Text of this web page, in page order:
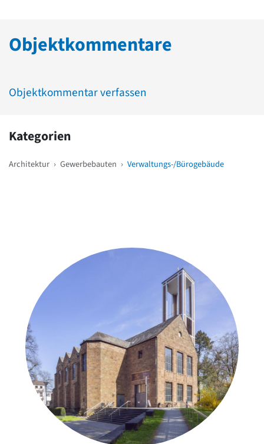
Objektkommentare
Objektkommentar verfassen
Kategorien
Architektur › Gewerbebauten › Verwaltungs-/Bürogebäude